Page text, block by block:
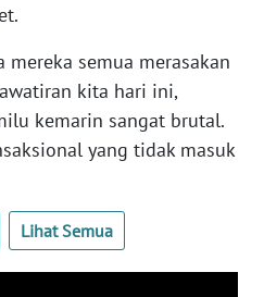
mereka semua merasakan
kita hari ini,
kemarin sangat brutal.
yang tidak masuk
Lihat Semua